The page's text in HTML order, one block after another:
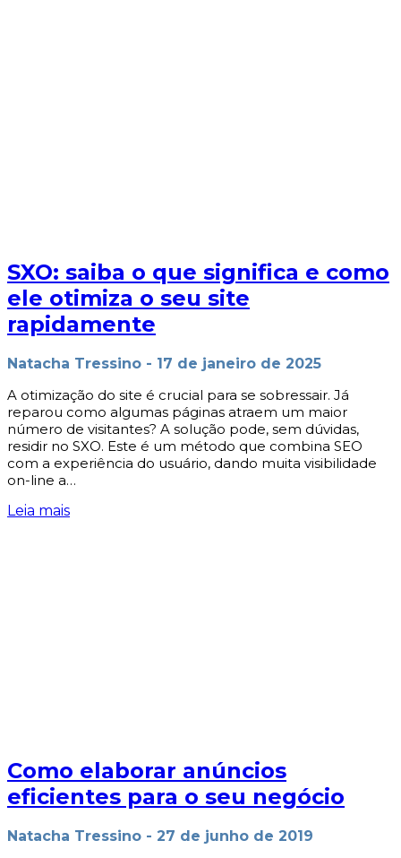
SXO: saiba o que significa e como
ele otimiza o seu site
rapidamente
Natacha Tressino - 17 de janeiro de 2025
A otimização do site é crucial para se sobressair. Já
reparou como algumas páginas atraem um maior
número de visitantes? A solução pode, sem dúvidas,
residir no SXO. Este é um método que combina SEO
com a experiência do usuário, dando muita visibilidade
on-line a…
Leia mais
Como elaborar anúncios
eficientes para o seu negócio
Natacha Tressino - 27 de junho de 2019